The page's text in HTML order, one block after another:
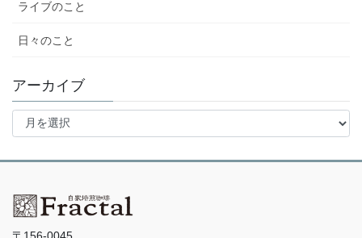
ライブのこと
日々のこと
アーカイブ
ア
イ